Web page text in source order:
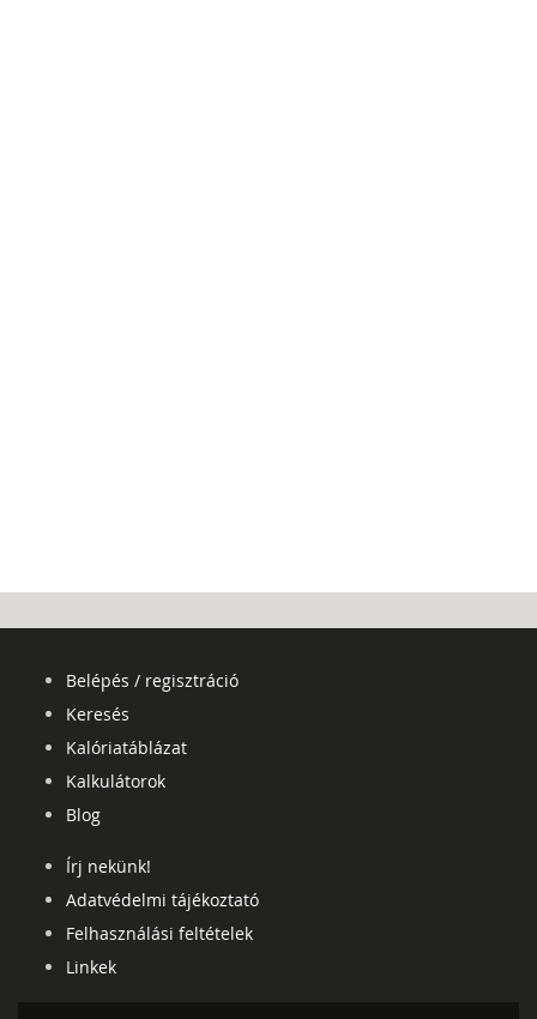
Belépés / regisztráció
Keresés
Kalóriatáblázat
Kalkulátorok
Blog
Írj nekünk!
Adatvédelmi tájékoztató
Felhasználási feltételek
Linkek